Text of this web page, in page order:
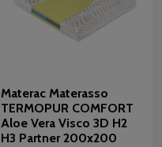
Materac Materasso
TERMOPUR COMFORT
Aloe Vera Visco 3D H2
H3 Partner 200x200